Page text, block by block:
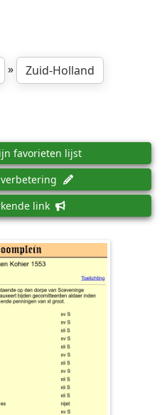
» Zuid-Holland
favorieten lijst
link